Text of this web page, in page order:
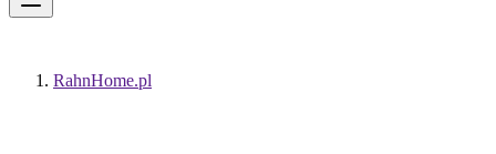
RahnHome.pl